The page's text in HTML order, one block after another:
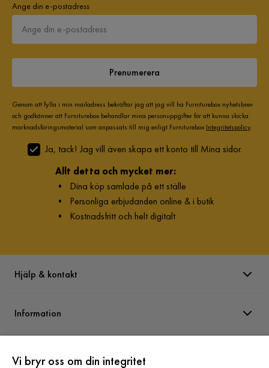
Ange din e-postadress
Prenumerera
Genom att fylla i min mailadress bekräftar jag att jag vill ha Furniturebox nyhetsbrev
och godkänner att Furniturebox behandlar mina personuppgifter för att kunna skicka
marknadsföringsmaterial som anpassats till mig enligt Furniturebox Integritetspolicy.
Ja, tack! Jag vill även skapa ett konto till Mina sidor.
Allt detta och mycket mer:
• Dina köp samlade på ett ställe
• Personliga erbjudanden online & i butik
• Kostnadsfritt och helt digitalt
Hjälp & kontakt
Information
Vi bryr oss om din integritet